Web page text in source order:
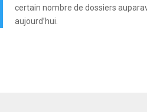
certain nombre de dossiers
aujourd’hui.